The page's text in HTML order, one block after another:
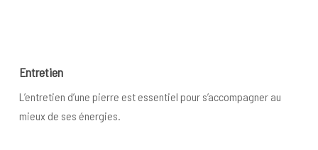
Entretien
L’entretien d’une pierre est essentiel pour s’accompagner au
mieux de ses énergies.